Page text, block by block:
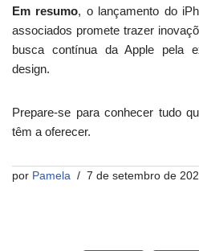
Em resumo, o lançamento do
associados promete trazer
busca contínua da Apple pela
design.
Prepare-se para conhecer tudo
têm a oferecer.
por Pamela 7 de setembro de